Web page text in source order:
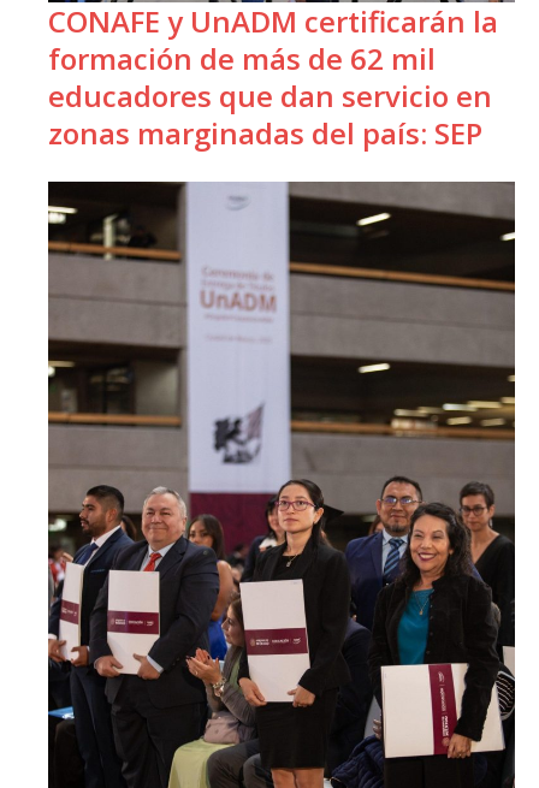
CONAFE y UnADM certificarán la
formación de más de 62 mil
educadores que dan servicio en
zonas marginadas del país: SEP